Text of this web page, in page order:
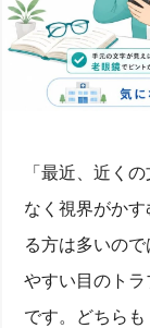
「最近、近く
なく視界がか
る方は多いの
やすい目のト
です。どちら